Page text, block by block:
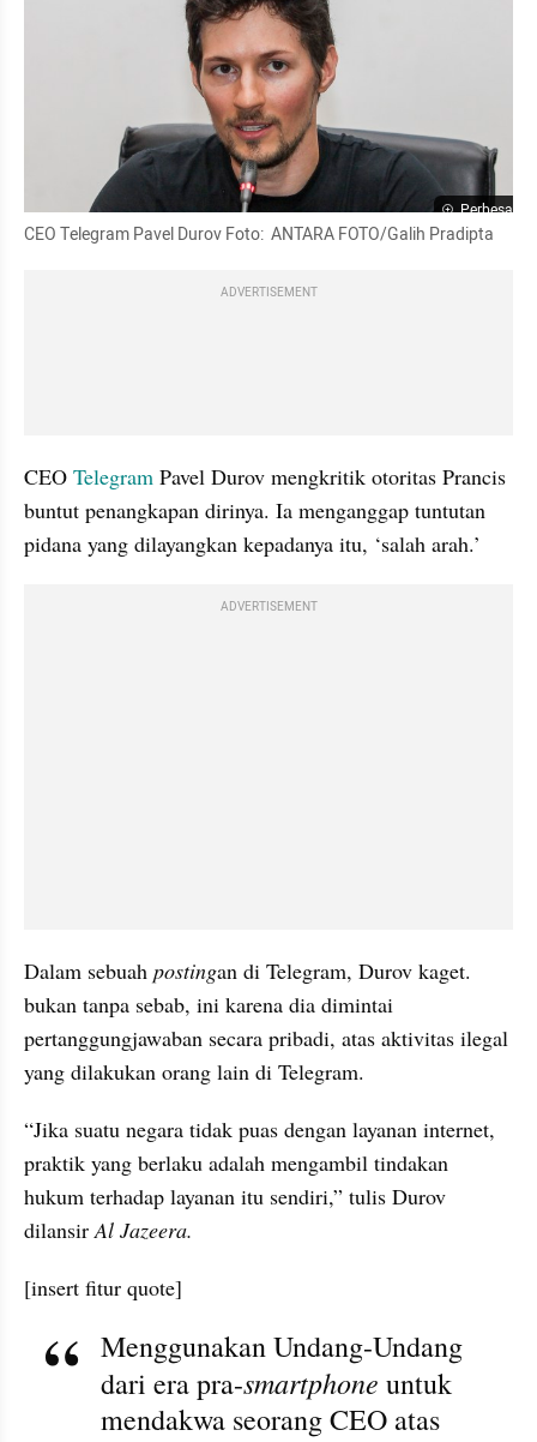
Perbesar
CEO Telegram Pavel Durov Foto:  ANTARA FOTO/Galih Pradipta
ADVERTISEMENT
CEO Telegram Pavel Durov mengkritik otoritas Prancis
buntut penangkapan dirinya. Ia menganggap tuntutan
pidana yang dilayangkan kepadanya itu, ‘salah arah.’
ADVERTISEMENT
Dalam sebuah postingan di Telegram, Durov kaget.
bukan tanpa sebab, ini karena dia dimintai
pertanggungjawaban secara pribadi, atas aktivitas ilegal
yang dilakukan orang lain di Telegram.
“Jika suatu negara tidak puas dengan layanan internet,
praktik yang berlaku adalah mengambil tindakan
hukum terhadap layanan itu sendiri,” tulis Durov
dilansir Al Jazeera.
[insert fitur quote]
Menggunakan Undang-Undang
dari era pra-smartphone untuk
mendakwa seorang CEO atas